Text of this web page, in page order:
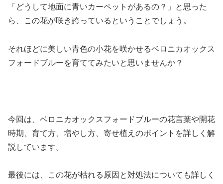
「どうして地面に青いカーペットがあるの？」と思った
ら、この花が咲き誇っているということでしょう。
それほどに美しい青色の小花を咲かせるベロニカオックス
フォードブルーを育ててみたいと思いませんか？
今回は、ベロニカオックスフォードブルーの花言葉や開花
時期、育て方、増やし方、寄せ植えのポイントを詳しく解
説しています。
最後には、この花が枯れる原因と対処法についても詳しく